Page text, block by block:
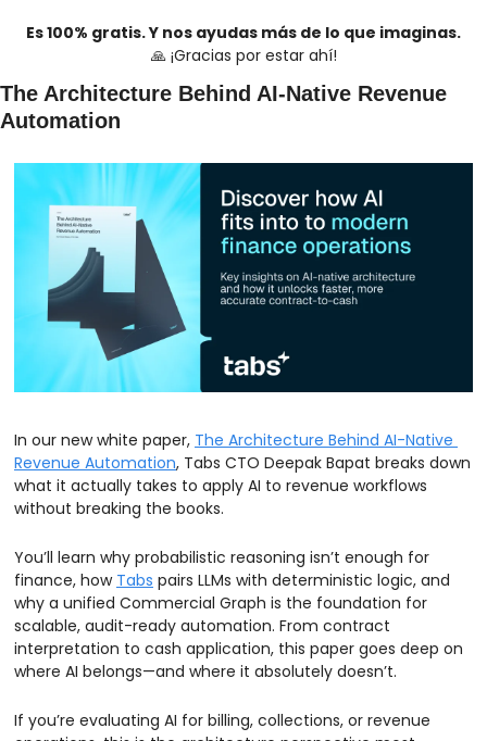
Es 100% gratis. Y nos ayudas más de lo que imaginas.
🙏 ¡Gracias por estar ahí!
The Architecture Behind AI-Native Revenue
Automation
In our new white paper, The Architecture Behind AI-Native
Revenue Automation, Tabs CTO Deepak Bapat breaks down
what it actually takes to apply AI to revenue workflows
without breaking the books.
You’ll learn why probabilistic reasoning isn’t enough for
finance, how Tabs pairs LLMs with deterministic logic, and
why a unified Commercial Graph is the foundation for
scalable, audit-ready automation. From contract
interpretation to cash application, this paper goes deep on
where AI belongs—and where it absolutely doesn’t.
If you’re evaluating AI for billing, collections, or revenue